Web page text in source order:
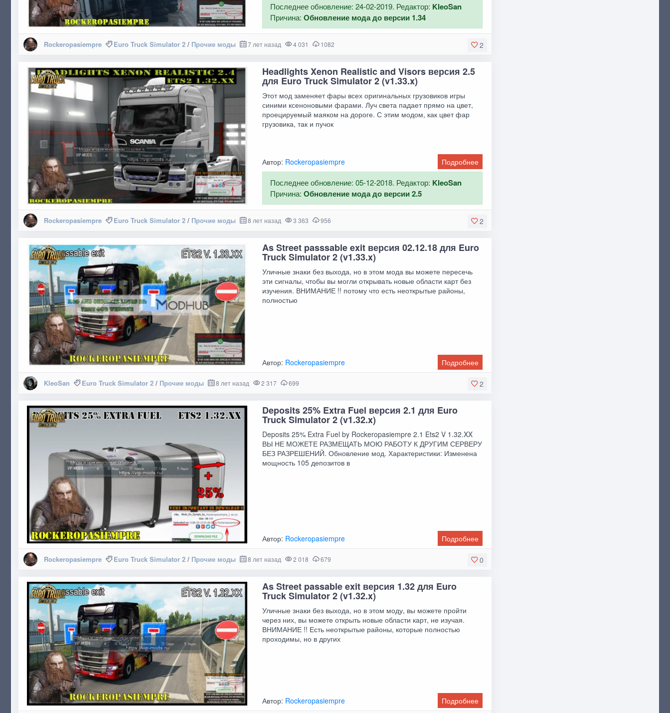
Последнее обновление: 24-02-2019. Редактор: KleoSan
Причина:Обновление мода до версии 1.34
2
Rockeropasiempre Euro Truck Simulator 2/ Прочие моды 7 лет назад 4 031 1082
Headlights Xenon Realistic and Visors версия 2.5
для Euro Truck Simulator 2 (v1.33.x)
Этот мод заменяет фары всех оригинальных грузовиков игры
синими ксеноновыми фарами. Луч света падает прямо на цвет,
проецируемый маяком на дороге. С этим модом, как цвет фар
грузовика, так и пучок
Автор: Rockeropasiempre Подробнее
Последнее обновление: 05-12-2018. Редактор: KleoSan
Причина:Обновление мода до версии 2.5
2
Rockeropasiempre Euro Truck Simulator 2/ Прочие моды 8 лет назад 3 363 956
As Street passsable exit версия 02.12.18 для Euro
Truck Simulator 2 (v1.33.x)
Уличные знаки без выхода, но в этом мода вы можете пересечь
эти сигналы, чтобы вы могли открывать новые области карт без
изучения. ВНИМАНИЕ !! потому что есть неоткрытые районы,
полностью
Автор: Rockeropasiempre Подробнее
2
KleoSan Euro Truck Simulator 2/ Прочие моды 8 лет назад 2 317 699
Deposits 25% Extra Fuel версия 2.1 для Euro
Truck Simulator 2 (v1.32.x)
Deposits 25% Extra Fuel by Rockeropasiempre 2.1 Ets2 V 1.32.XX
ВЫ НЕ МОЖЕТЕ РАЗМЕЩАТЬ МОЮ РАБОТУ К ДРУГИМ СЕРВЕРУ
БЕЗ РАЗРЕШЕНИЙ. Обновление мод. Характеристики: Изменена
мощность 105 депозитов в
Автор: Rockeropasiempre Подробнее
0
Rockeropasiempre Euro Truck Simulator 2/ Прочие моды 8 лет назад 2 018 679
As Street passable exit версия 1.32 для Euro
Truck Simulator 2 (v1.32.x)
Уличные знаки без выхода, но в этом моду, вы можете пройти
через них, вы можете открыть новые области карт, не изучая.
ВНИМАНИЕ !! Есть неоткрытые районы, которые полностью
проходимы, но в других
Автор: Rockeropasiempre Подробнее